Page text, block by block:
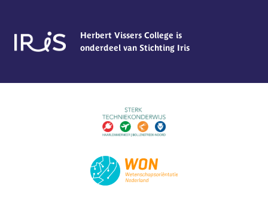
Herbert Vissers College is
onderdeel van Stichting Iris